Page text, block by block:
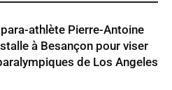
athlète Pierre-Antoine
à Besançon pour viser
de Los Angeles